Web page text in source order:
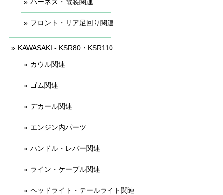
ハーネス・電装関連
フロント・リア足回り関連
KAWASAKI - KSR80・KSR110
カウル関連
ゴム関連
デカール関連
エンジン内パーツ
ハンドル・レバー関連
ライン・ケーブル関連
ヘッドライト・テールライト関連